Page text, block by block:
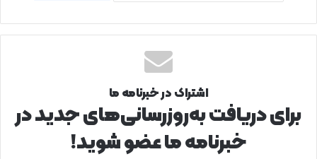
اشتراک در خبرنامه ما
برای دریافت به‌روزرسانی‌های جدید در
خبرنامه ما عضو شوید!